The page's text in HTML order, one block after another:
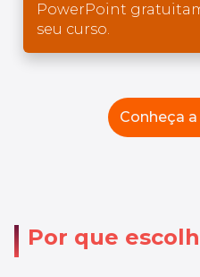
PowerPoint
seu curso.
Conheça
Por que